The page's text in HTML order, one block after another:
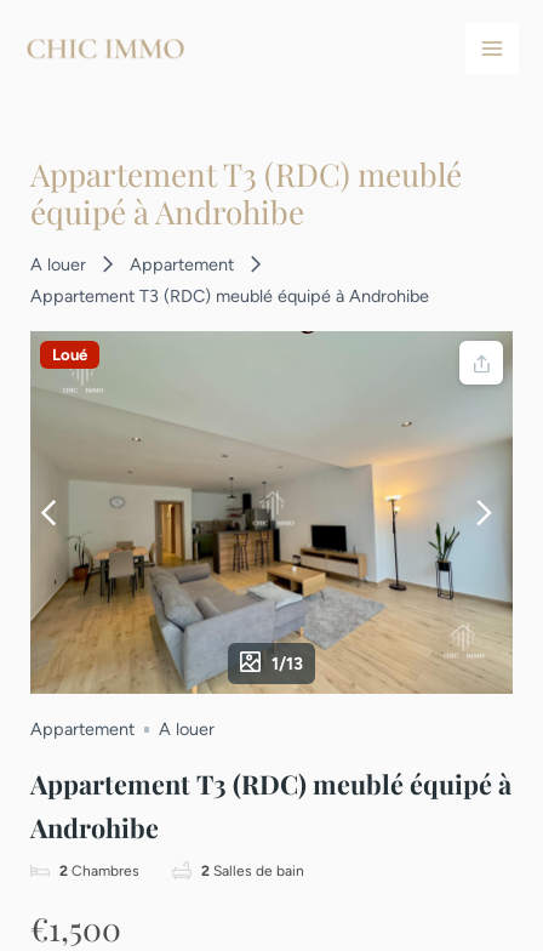
Appartement T3 (RDC) meublé
équipé à Androhibe
A louer
Appartement
Appartement T3 (RDC) meublé équipé à Androhibe
Loué
1/13
Appartement A louer
Appartement T3 (RDC) meublé équipé à
Androhibe
2 Chambres 2 Salles de bain
€1,500
des